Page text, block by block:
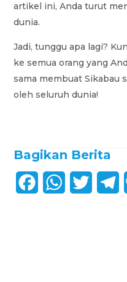
artikel ini, Anda turut
dunia.
Jadi, tunggu apa lagi?
ke semua orang yang
sama membuat Sikabau
oleh seluruh dunia!
Bagikan Berita
W
T